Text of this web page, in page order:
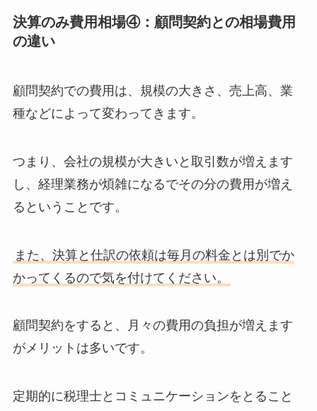
決算のみ費用相場④：顧問契約との相場費用
の違い
顧問契約での費用は、規模の大きさ、売上高、業
種などによって変わってきます。
つまり、会社の規模が大きいと取引数が増えます
し、経理業務が煩雑になるでその分の費用が増え
るということです。
また、決算と仕訳の依頼は毎月の料金とは別でか
かってくるので気を付けてください。
顧問契約をすると、月々の費用の負担が増えます
がメリットは多いです。
定期的に税理士とコミュニケーションをとること